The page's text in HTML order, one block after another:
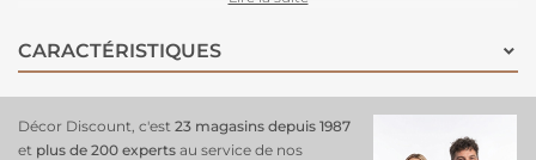
est un véritable jeu d'enfant grâce à sa composition en intissé. Ce
matériau pratique permet une pose facile et rapide : il vous suffit
compliquée du papier. Cela garantit une installation propre, sans
bulles d'air ni déformations, pour un rendu final impeccable.
CARACTÉRISTIQUES
Décor Discount, c'est 23 magasins depuis 1987
et plus de 200 experts au service de nos